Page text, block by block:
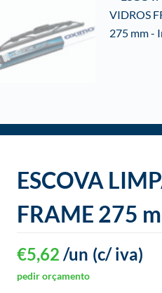
ESCOVA
FRAME 275
€5,62 (c/ iva)
/un
pedir orçamento